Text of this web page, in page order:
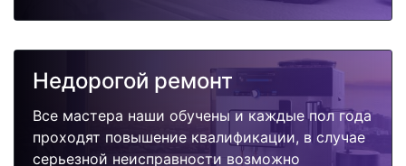
Недорогой ремонт
Все мастера наши обучены и каждые пол года
проходят повышение квалификации, в случае
серьезной неисправности возможно